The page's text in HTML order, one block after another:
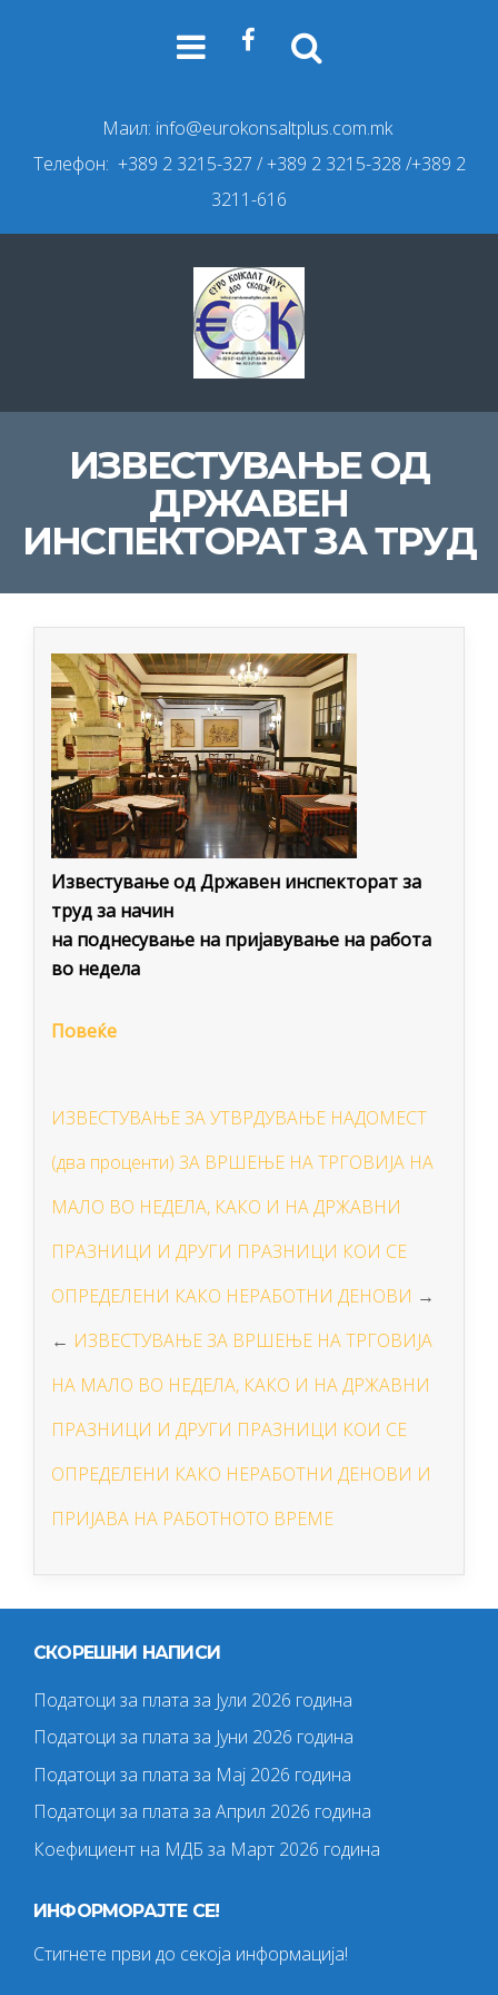
Маил: info@eurokonsaltplus.com.mk
Телефон: +389 2 3215-327 / +389 2 3215-328 /+389 2
3211-616
ИЗВЕСТУВАЊЕ ОД
ДРЖАВЕН
ИНСПЕКТОРАТ ЗА ТРУД
Известување од Државен инспекторат за
труд за начин
на поднесување на пријавување на работа
во недела
Повеќе
ИЗВЕСТУВАЊЕ ЗА УТВРДУВАЊЕ НАДОМЕСТ
(два проценти) ЗА ВРШЕЊЕ НА ТРГОВИЈА НА
МАЛО ВО НЕДЕЛА, КАКО И НА ДРЖАВНИ
ПРАЗНИЦИ И ДРУГИ ПРАЗНИЦИ КОИ СЕ
ОПРЕДЕЛЕНИ КАКО НЕРАБОТНИ ДЕНОВИ →
← ИЗВЕСТУВАЊЕ ЗА ВРШЕЊЕ НА ТРГОВИЈА
НА МАЛО ВО НЕДЕЛА, КАКО И НА ДРЖАВНИ
ПРАЗНИЦИ И ДРУГИ ПРАЗНИЦИ КОИ СЕ
ОПРЕДЕЛЕНИ КАКО НЕРАБОТНИ ДЕНОВИ И
ПРИЈАВА НА РАБОТНОТО ВРЕМЕ
СКОРЕШНИ НАПИСИ
Податоци за плата за Јули 2026 година
Податоци за плата за Јуни 2026 година
Податоци за плата за Мај 2026 година
Податоци за плата за Април 2026 година
Коефициент на МДБ за Март 2026 година
ИНФОРМОРАЈТЕ СЕ!
Стигнете први до секоја информација!